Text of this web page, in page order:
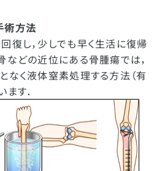
術方法
復し，少しでも早く生活に復帰
などの近位にある骨腫瘍では，
なく液体窒素処理する方法（有
す．